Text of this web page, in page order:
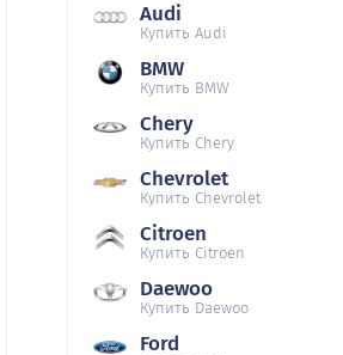
Audi
Купить Audi
BMW
Купить BMW
Chery
Купить Chery
Chevrolet
Купить Chevrolet
Citroen
Купить Citroen
Daewoo
Купить Daewoo
Ford